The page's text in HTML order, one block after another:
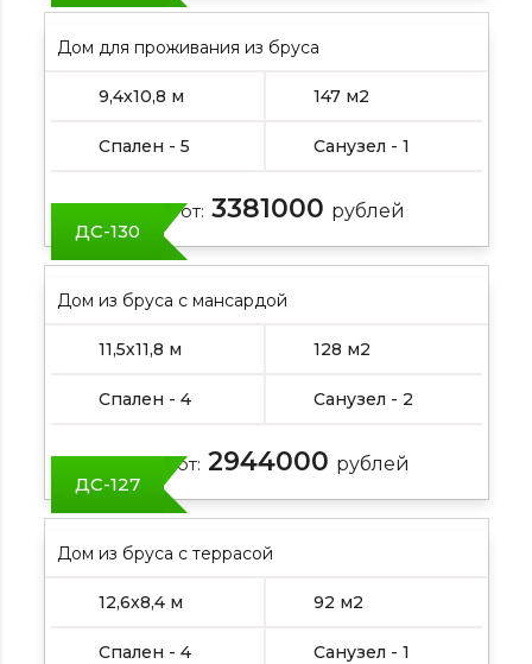
Дом для проживания из бруса
9,4х10,8 м 147 м2
Спален - 5 Санузел - 1
Цена от: 3381000 рублей
ДС-130
Дом из бруса с мансардой
11,5х11,8 м 128 м2
Спален - 4 Санузел - 2
Цена от: 2944000 рублей
ДС-127
Дом из бруса с террасой
12,6х8,4 м 92 м2
Спален - 4 Санузел - 1